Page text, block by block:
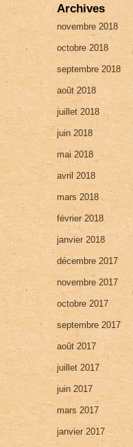
Archives
novembre 2018
octobre 2018
septembre 2018
août 2018
juillet 2018
juin 2018
mai 2018
avril 2018
mars 2018
février 2018
janvier 2018
décembre 2017
novembre 2017
octobre 2017
septembre 2017
août 2017
juillet 2017
juin 2017
mars 2017
janvier 2017